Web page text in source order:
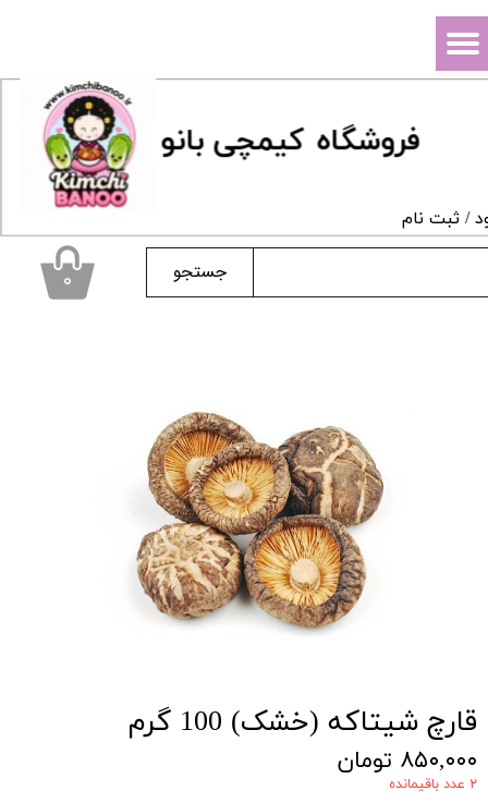
فروشگاه کیمچی بانو
جستجو
/ ثبت نام
حساب کاربری من
سفارشات
۰
قارچ شیتاکه (خشک) 100 گرم
۸۵۰,۰۰۰ تومان
۲ عدد باقیمانده